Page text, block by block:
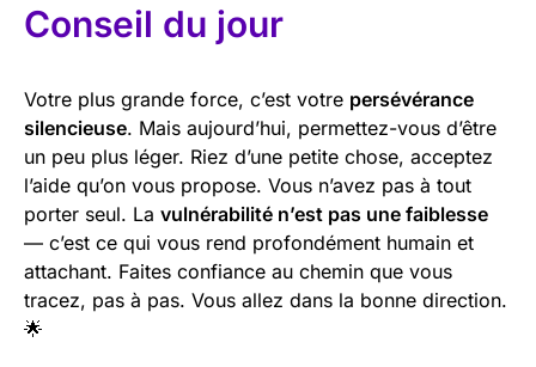
Conseil du jour
Votre plus grande force, c’est votre persévérance
silencieuse. Mais aujourd’hui, permettez-vous d’être
un peu plus léger. Riez d’une petite chose, acceptez
l’aide qu’on vous propose. Vous n’avez pas à tout
porter seul. La vulnérabilité n’est pas une faiblesse
— c’est ce qui vous rend profondément humain et
attachant. Faites confiance au chemin que vous
tracez, pas à pas. Vous allez dans la bonne direction.
🌟